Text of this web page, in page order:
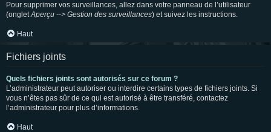
Pour supprimer vos surveillances, allez dans votre panneau de l’utilisateur
(ongletAperçu --> Gestion des surveillances) et suivez les instructions.
Haut
Fichiers joints
Quels fichiers joints sont autorisés sur ce forum ?
L’administrateur peut autoriser ou interdire certains types de fichiers joints. Si
vous n’êtes pas sûr de ce qui est autorisé à être transféré, contactez
l’administrateur pour plus d’informations.
Haut